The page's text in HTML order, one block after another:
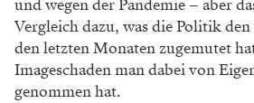
und wegen der Pandemie – aber
Vergleich dazu, was die Politik
den letzten Monaten zugemutet
Imageschaden man dabei von
genommen hat.